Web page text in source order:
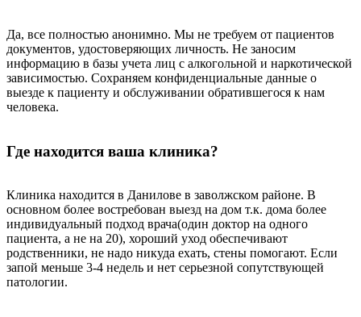
Да, все полностью анонимно. Мы не требуем от пациентов
документов, удостоверяющих личность. Не заносим
информацию в базы учета лиц с алкогольной и наркотической
зависимостью. Сохраняем конфиденциальные данные о
выезде к пациенту и обслуживании обратившегося к нам
человека.
Где находится ваша клиника?
Клиника находится в Данилове в заволжском районе. В
основном более востребован выезд на дом т.к. дома более
индивидуальный подход врача(один доктор на одного
пациента, а не на 20), хороший уход обеспечивают
родственники, не надо никуда ехать, стены помогают. Если
запой меньше 3-4 недель и нет серьезной сопутствующей
патологии.